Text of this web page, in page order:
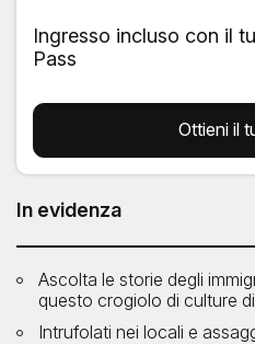
Ingresso incluso con il
Pass
Ottieni il
In evidenza
Ascolta le storie degli
questo crogiolo di culture
Intrufolati nei locali e